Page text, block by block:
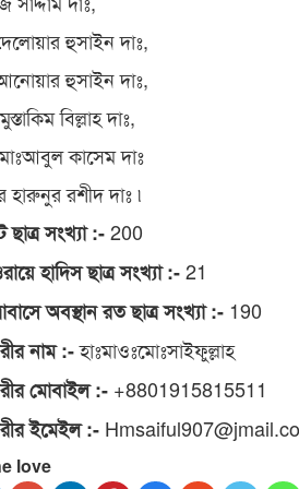
হুসাইন দাঃ,
আনোয়ার হুসাইন দাঃ,
বিল্লাহ দাঃ,
কাসেম দাঃ
হারুনুর রশীদ দাঃ ৷
সংখ্যা :-200
হাদিস ছাত্র সংখ্যা :-21
অবস্থান রত ছাত্র সংখ্যা :- 190
নাম :-হাঃমাওঃমোঃসাইফুল্লাহ
মোবাইল :- +8801915815511
ইমেইল :-
love